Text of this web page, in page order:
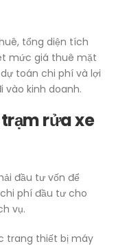
tổng diện tích
mức giá thuê mặt
toán chi phí và lợi
vào kinh doanh.
rửa xe
đầu tư vốn để
phí đầu tư cho
vụ.
trang thiết bị máy